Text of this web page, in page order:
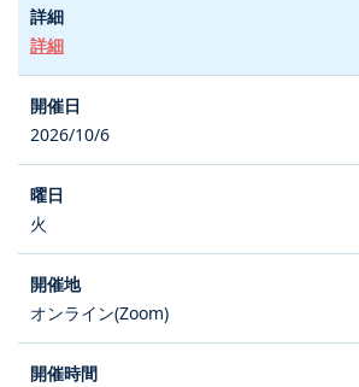
詳細
2026/10/6
火
オンライン(Zoom)